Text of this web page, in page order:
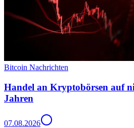
Bitcoin Nachrichten
Handel an Kryptobörsen auf
Jahren
07.08.2026